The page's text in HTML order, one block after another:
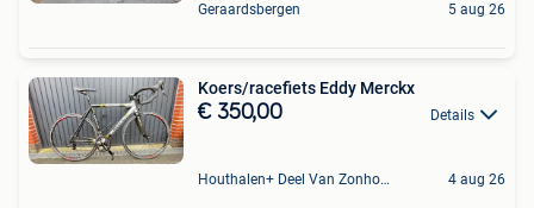
Geraardsbergen 5 aug 26
Koers/racefiets Eddy Merckx
€ 350,00 Details
Houthalen+ Deel Van Zonhoven En Zolder 4 aug 26